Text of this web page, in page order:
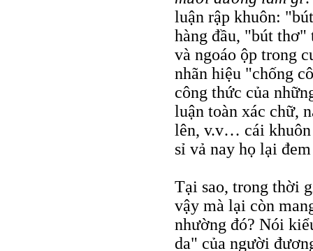
luận rập khuôn:
hàng đầu, "bút thơ"
và ngoáo ộp trong
nhãn hiệu "chống
công thức của
luận toàn xác chữ,
lên, v.v… cái khuôn
sỉ vả nay họ lại
Tại sao, trong thời
vậy mà lại còn
nhường đó? Nói
da" của người